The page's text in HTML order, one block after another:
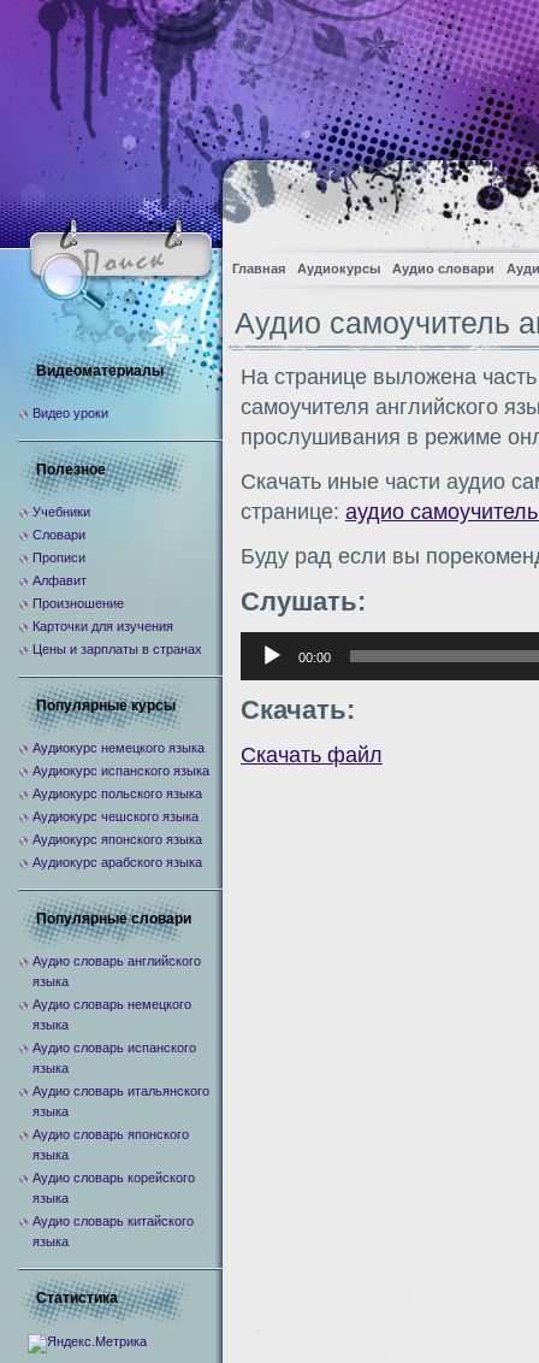
Главная Аудиокурсы Аудио словари
Аудио самоучитель
На странице выложена
самоучителя английского
прослушивания в режиме
Скачать иные части аудио
странице: аудио
Буду рад если вы
Слушать:
Аудиоплеер
00:00
Скачать:
Скачать файл
Видеоматериалы
Видео уроки
Полезное
Учебники
Словари
Прописи
Алфавит
Произношение
Карточки для изучения
Цены и зарплаты в странах
Популярные курсы
Аудиокурс немецкого языка
Аудиокурс испанского языка
Аудиокурс польского языка
Аудиокурс чешского языка
Аудиокурс японского языка
Аудиокурс арабского языка
Популярные словари
Аудио словарь английского
языка
Аудио словарь немецкого
языка
Аудио словарь испанского
языка
Аудио словарь итальянского
языка
Аудио словарь японского
языка
Аудио словарь корейского
языка
Аудио словарь китайского
языка
Статистика